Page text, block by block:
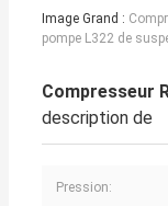
Image Grand :
pompe L322 de
Compresseur
description de
Pression: